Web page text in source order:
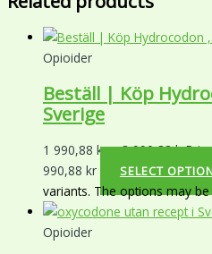
Opioider
Beställ | Köp
Sverige
1 990,88 kr – 3 990,88kr
990,88 kr
SELECT
variants. The options may
Opioider